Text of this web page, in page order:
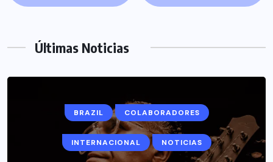
Últimas Noticias
BRAZIL COLABORADORES
INTERNACIONAL NOTICIAS